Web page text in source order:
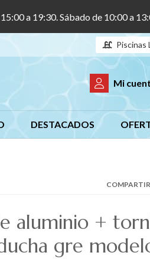
a 19:30. Sábado de 10:00 a
Piscinas
Mi
DESTACADOS
aluminio +
gre